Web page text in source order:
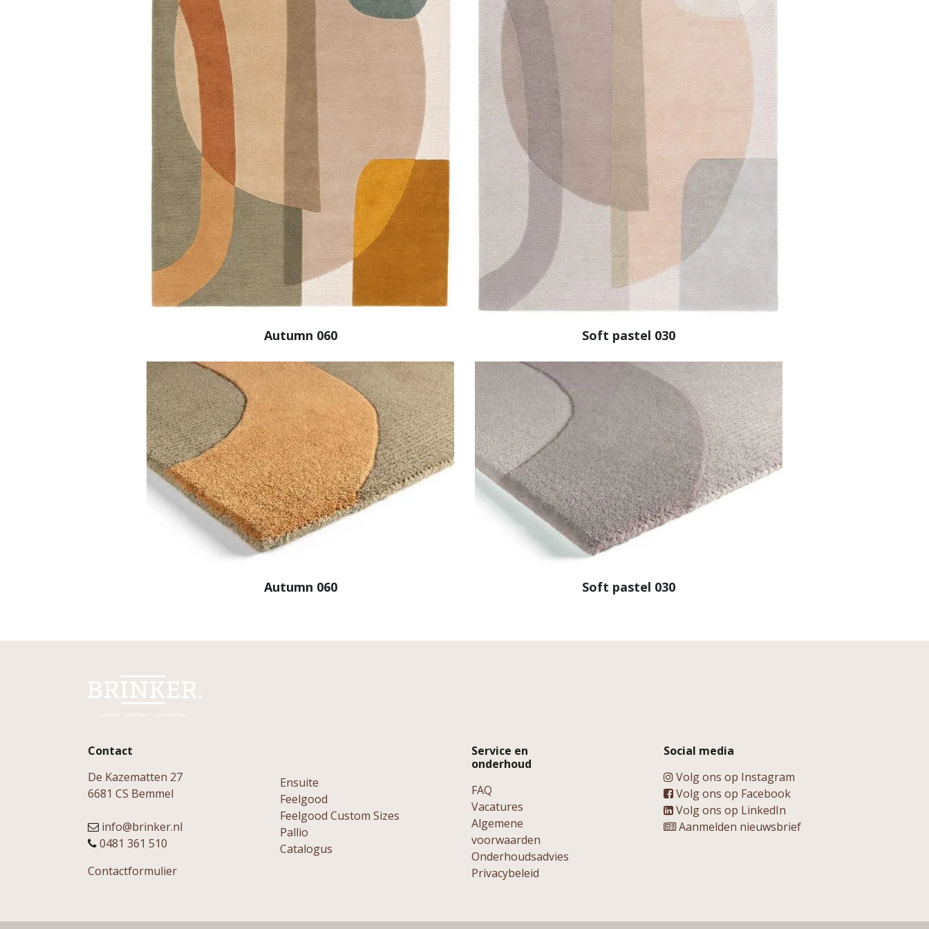
Autumn 060 Soft pastel 030
Autumn 060 Soft pastel 030
Contact
De Kazematten 27
6681 CS Bemmel
info@brinker.nl
0481 361 510
Contactformulier
Social media
Volg ons op Instagram
Volg ons op Facebook
Volg ons op LinkedIn
Aanmelden nieuwsbrief
Service en
onderhoud
FAQ
Vacatures
Algemene
voorwaarden
Onderhoudsadvies
Privacybeleid
Ensuite
Feelgood
Feelgood Custom Sizes
Pallio
Catalogus